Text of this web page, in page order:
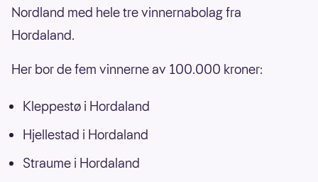
Nordland med hele tre vinnernabolag fra
Hordaland.
Her bor de fem vinnerne av 100.000 kroner:
Kleppestø i Hordaland
Hjellestad i Hordaland
Straume i Hordaland